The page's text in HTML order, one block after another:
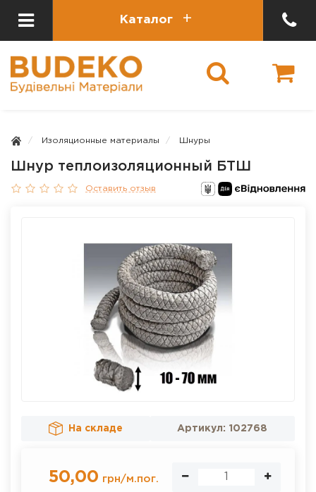
Каталог
Изоляционные материалы Шнуры
Шнур теплоизоляционный БТШ
Оставить отзыв
На складе Артикул: 102768
50,00 грн/м.пог.